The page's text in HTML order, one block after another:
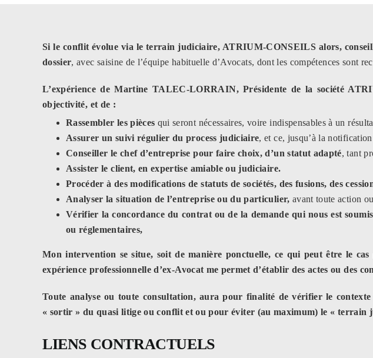
Si le conflit évolue via le terrain judiciaire, ATRIUM-CONSEILS alors,
dossier, avec saisine de l’équipe habituelle d’Avocats, dont les compétences sont
L’expérience de Martine TALEC-LORRAIN, Présidente de la société
objectivité, et de :
Rassembler les pièces qui seront nécessaires, voire indispensables à un
Assurer un suivi régulier du process judiciaire, et ce, jusqu’à la
Conseiller le chef d’entreprise pour faire choix, d’un statut adapté, tant
Assister le client, en expertise amiable ou judiciaire.
Procéder à des modifications de statuts de sociétés, des fusions, des
Analyser la situation de l’entreprise ou du particulier, avant toute action
Vérifier la concordance du contrat ou de la demande qui nous est
ou réglementaires,
Mon intervention se situe, soit de manière ponctuelle, ce qui peut être le
expérience professionnelle d’ex-Avocat me permet d’établir des actes ou des
Toute analyse ou toute consultation, aura pour finalité de vérifier le
« sortir » du quasi litige ou conflit et ou pour éviter (au maximum) le « terrain
LIENS CONTRACTUELS